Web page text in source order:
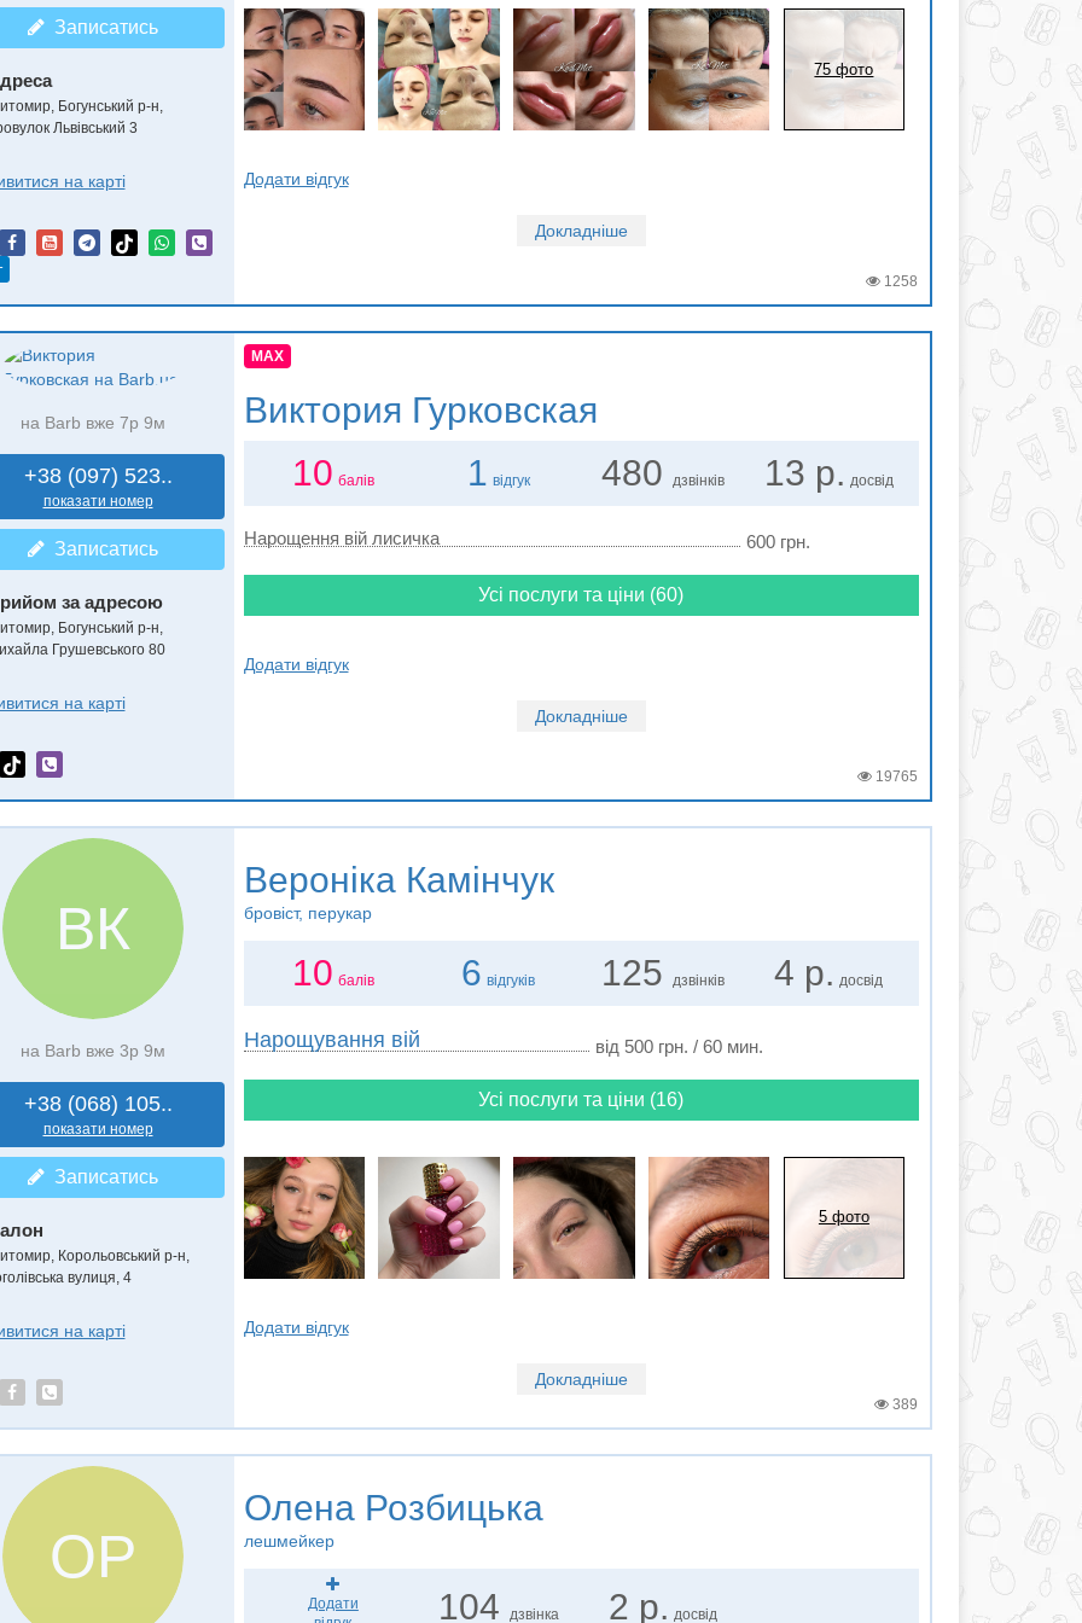
Записатись
Богунський р-н
Львівський 3
на карті
75 фото
Додати відгук
Докладніше
1258
на Barb вже 7р 9м
+38 (097) 523..
показати номер
Записатись
за адресою
Богунський р-н,
Грушевського 80
на карті
MAX
Виктория Гурковская
10 балів 1 відгук 480 дзвінків 13 р. досвід
Нарощення вій лисичка 600 грн.
Усі послуги та ціни (60)
Додати відгук
Докладніше
19765
ВК
на Barb вже 3р 9м
+38 (068) 105..
показати номер
Записатись
Корольовський р-н,
вулиця, 4
на карті
Вероніка Камінчук
бровіст, перукар
10 балів 6 відгуків 125 дзвінків 4 р. досвід
Нарощування вій від 500 грн. / 60 мин.
Усі послуги та ціни (16)
5 фото
Додати відгук
Докладніше
389
ОР
Олена Розбицька
лешмейкер
Додати
104 дзвінка 2 р. досвід